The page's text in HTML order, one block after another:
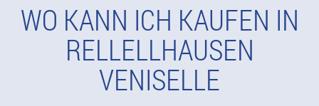
WO KANN ICH KAUFEN IN
RELLELLHAUSEN
VENISELLE